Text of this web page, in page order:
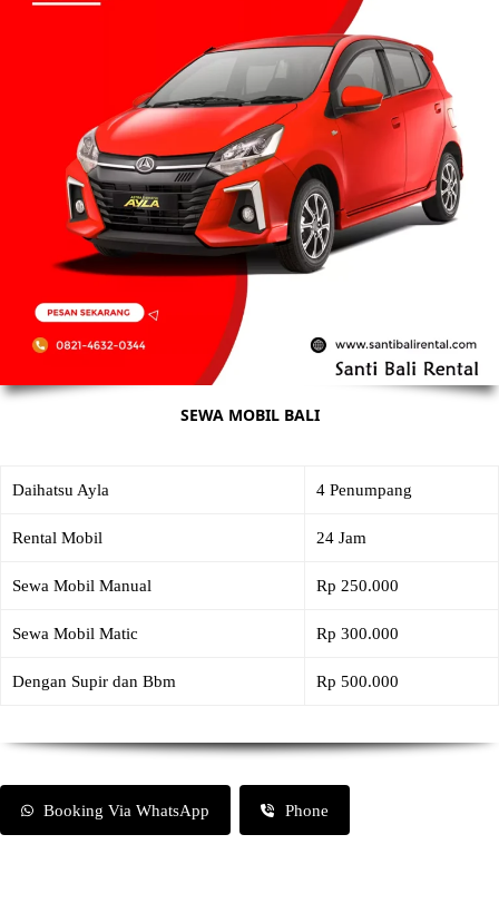
SEWA MOBIL BALI
Daihatsu Ayla 4 Penumpang
Rental Mobil 24 Jam
Sewa Mobil Manual Rp 250.000
Sewa Mobil Matic Rp 300.000
Dengan Supir dan Bbm Rp 500.000
Booking Via WhatsApp Phone